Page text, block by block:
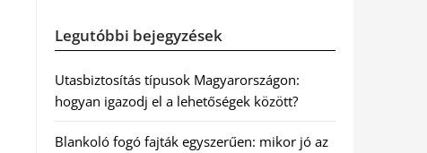
Legutóbbi bejegyzések
Utasbiztosítás típusok Magyarországon:
hogyan igazodj el a lehetőségek között?
Blankoló fogó fajták egyszerűen: mikor jó az